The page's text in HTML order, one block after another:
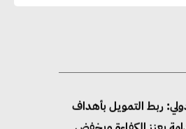
ربط التمويل بأهداف